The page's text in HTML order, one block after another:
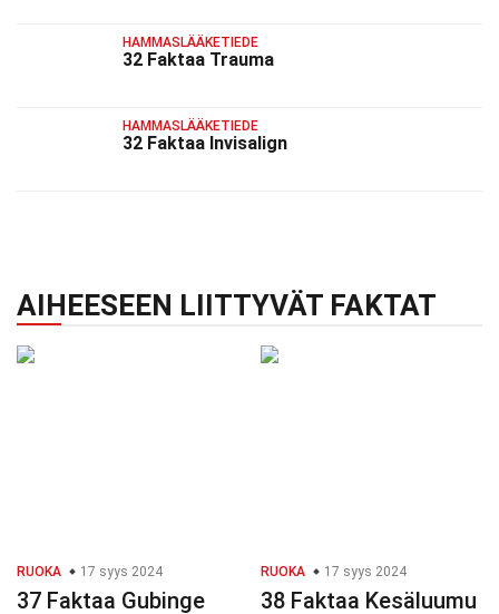
HAMMASLÄÄKETIEDE
32 Faktaa Trauma
HAMMASLÄÄKETIEDE
32 Faktaa Invisalign
AIHEESEEN LIITTYVÄT FAKTAT
RUOKA 17 syys 2024
37 Faktaa Gubinge
RUOKA 17 syys 2024
38 Faktaa Kesäluumu